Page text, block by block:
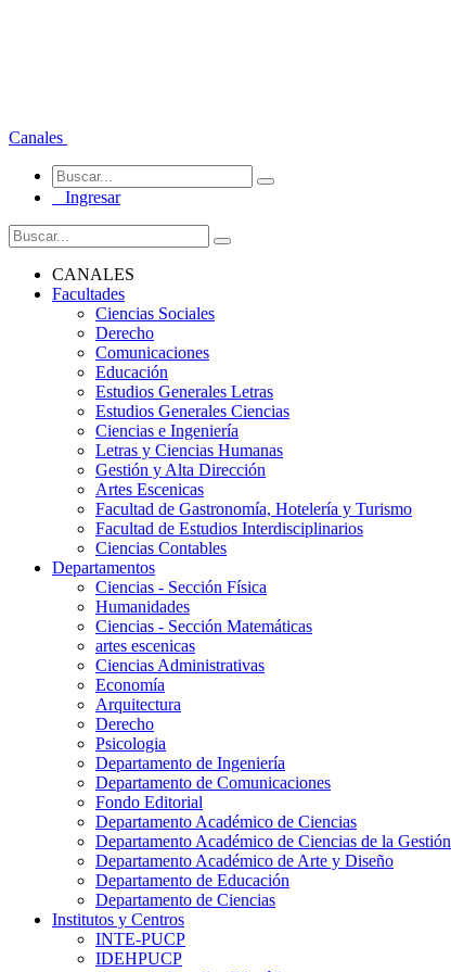
Canales
Ingresar
CANALES
Facultades
Ciencias Sociales
Derecho
Comunicaciones
Educación
Estudios Generales Letras
Estudios Generales Ciencias
Ciencias e Ingeniería
Letras y Ciencias Humanas
Gestión y Alta Dirección
Artes Escenicas
Facultad de Gastronomía, Hotelería y Turismo
Facultad de Estudios Interdisciplinarios
Ciencias Contables
Departamentos
Ciencias - Sección Física
Humanidades
Ciencias - Sección Matemáticas
artes escenicas
Ciencias Administrativas
Economía
Arquitectura
Derecho
Psicologia
Departamento de Ingeniería
Departamento de Comunicaciones
Fondo Editorial
Departamento Académico de Ciencias
Departamento Académico de Ciencias de la Gestión
Departamento Académico de Arte y Diseño
Departamento de Educación
Departamento de Ciencias
Institutos y Centros
INTE-PUCP
IDEHPUCP